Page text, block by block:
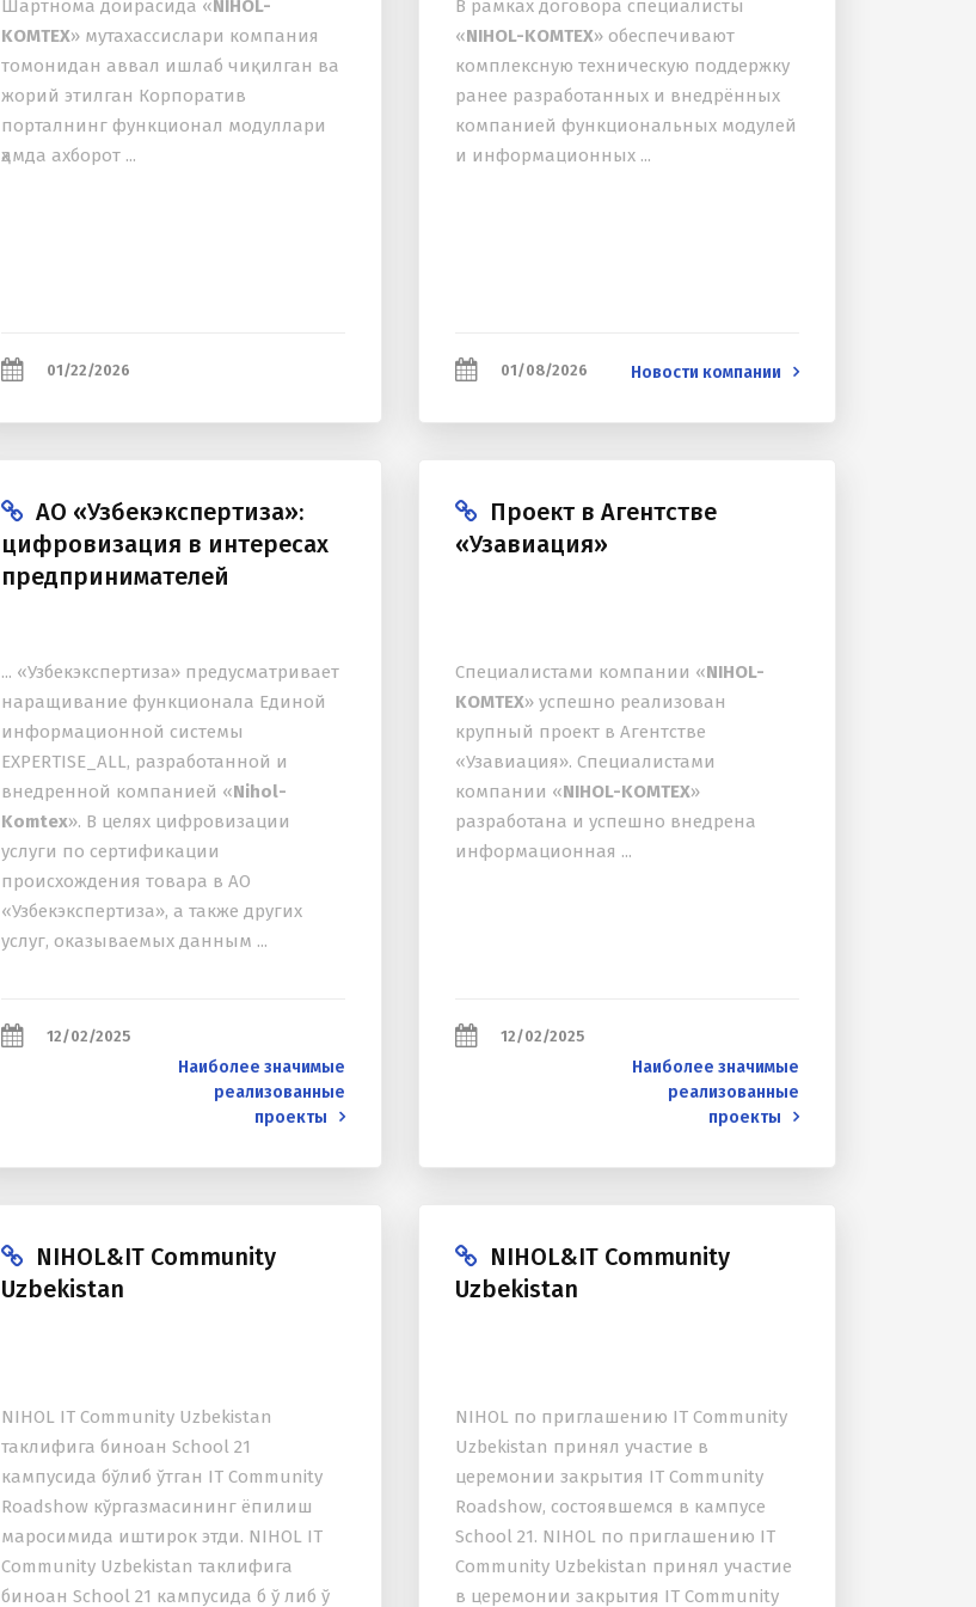
Шартнома доирасида «NIHOL-
KOMTEX» мутаxассислари компания
томонидан аввал ишлаб чиқилган ва
жорий этилган Корпоратив
порталнинг функционал модуллари
ҳамда аxборот ...
01/22/2026
В рамках договора специалисты
«NIHOL-KOMTEX» обеспечивают
комплексную техническую поддержку
ранее разработанных и внедрённых
компанией функциональных модулей
и информационных ...
01/08/2026 Новости компании
АО «Узбекэкспертиза»:
цифровизация в интересах
предпринимателей
... «Узбекэкспертиза» предусматривает
наращивание функционала Единой
информационной системы
EXPERTISE_ALL, разработанной и
внедренной компанией «Nihol-
Komtex». В целях цифровизации
услуги по сертификации
происхождения товара в АО
«Узбекэкспертиза», а также других
услуг, оказываемых данным ...
12/02/2025
Наиболее значимые
реализованные
проекты
Проект в Агентстве
«Узавиация»
Специалистами компании «NIHOL-
KOMTEX» успешно реализован
крупный проект в Агентстве
«Узавиация». Специалистами
компании «NIHOL-KOMTEX»
разработана и успешно внедрена
информационная ...
12/02/2025
Наиболее значимые
реализованные
проекты
NIHOL&IT Community
Uzbekistan
NIHOL IT Community Uzbekistan
таклифига биноан School 21
кампусида бўлиб ўтган IT Community
Roadshow кўргазмасининг ёпилиш
маросимида иштирок этди. NIHOL IT
Community Uzbekistan таклифига
биноан School 21 кампусида б ў либ ў
NIHOL&IT Community
Uzbekistan
NIHOL по приглашению IT Community
Uzbekistan принял участие в
церемонии закрытия IT Community
Roadshow, состоявшемся в кампусе
School 21. NIHOL по приглашению IT
Community Uzbekistan принял участие
в церемонии закрытия IT Community